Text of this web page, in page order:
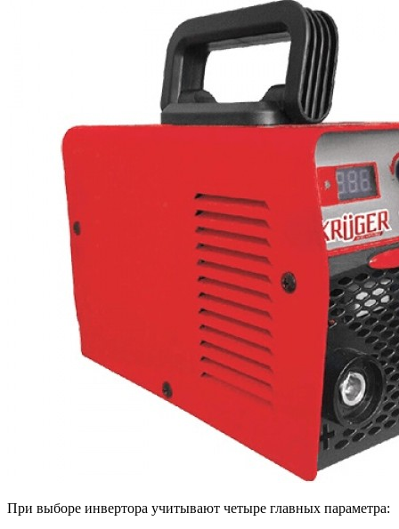
При выборе инвертора учитывают четыре главных параметра: